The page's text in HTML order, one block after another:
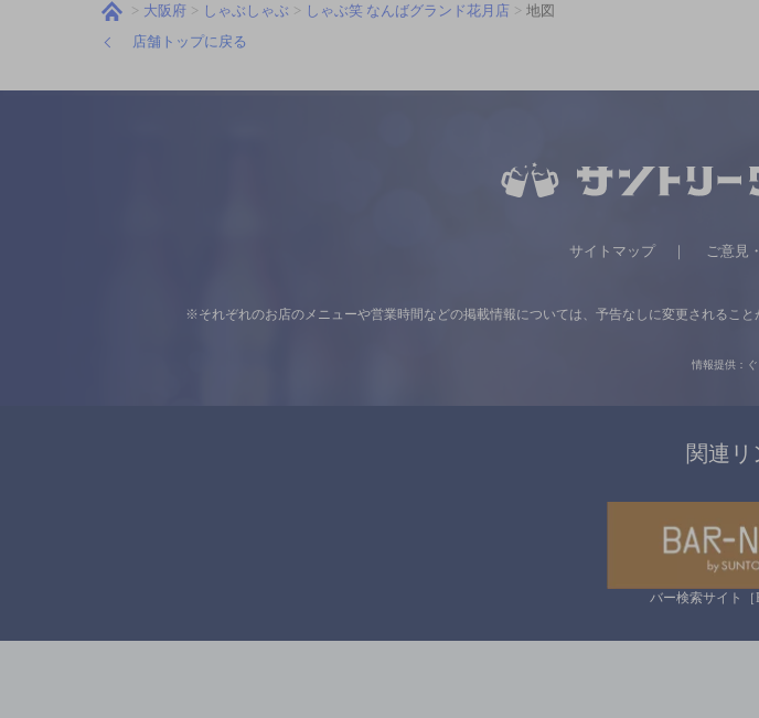
大阪府 しゃぶしゃぶ しゃぶ笑 なんばグランド花月店
地図
店舗トップに戻る
サイトマップ ご意見
※それぞれのお店のメニューや営業時間などの掲載情報については、 予告なしに変更されること
情報提供：
関連リ
バー検索サイト［